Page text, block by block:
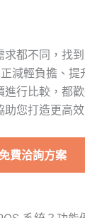
都不同，找
減輕負擔、提
進行比較，都
您打造更高
費洽詢方案